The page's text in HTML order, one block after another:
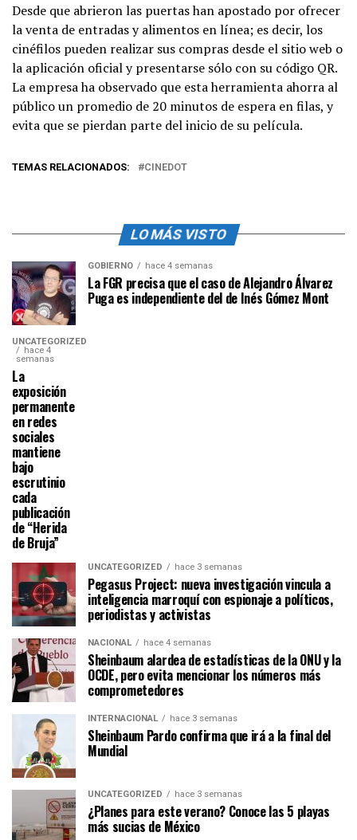
Desde que abrieron las puertas han apostado por ofrecer
la venta de entradas y alimentos en línea; es decir, los
cinéfilos pueden realizar sus compras desde el sitio web o
la aplicación oficial y presentarse sólo con su código QR.
La empresa ha observado que esta herramienta ahorra al
público un promedio de 20 minutos de espera en filas, y
evita que se pierdan parte del inicio de su película.
TEMAS RELACIONADOS: CINEDOT
LO MÁS VISTO
GOBIERNO hace 4 semanas
La FGR precisa que el caso de Alejandro Álvarez
Puga es independiente del de Inés Gómez Mont
UNCATEGORIZED
hace 4
semanas
La
exposición
permanente
en redes
sociales
mantiene
bajo
escrutinio
cada
publicación
de “Herida
de Bruja”
UNCATEGORIZED hace 3 semanas
Pegasus Project: nueva investigación vincula a
inteligencia marroquí con espionaje a políticos,
periodistas y activistas
NACIONAL hace 4 semanas
Sheinbaum alardea de estadísticas de la ONU y la
OCDE, pero evita mencionar los números más
comprometedores
INTERNACIONAL hace 3 semanas
Sheinbaum Pardo confirma que irá a la final del
Mundial
UNCATEGORIZED hace 3 semanas
¿Planes para este verano? Conoce las 5 playas
más sucias de México